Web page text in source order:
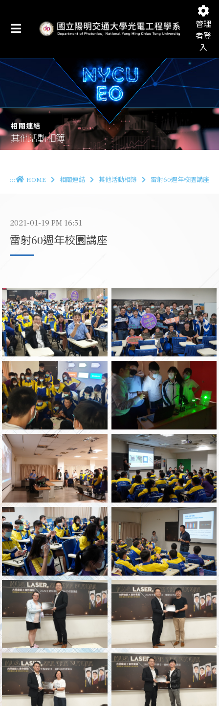
管理
者登
入
國立陽明交通大學光電工程學系
相關連結
其他活動相簿
::: HOME 相關連結 其他活動相簿 雷射60週年校園講座
2021-01-19 PM 16:51
雷射60週年校園講座